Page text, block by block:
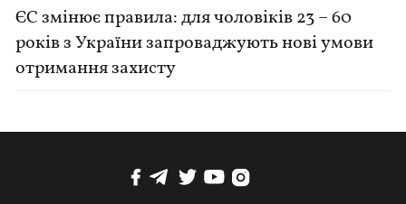
ЄС змінює правила: для чоловіків 23 – 60
років з України запроваджують нові умови
отримання захисту